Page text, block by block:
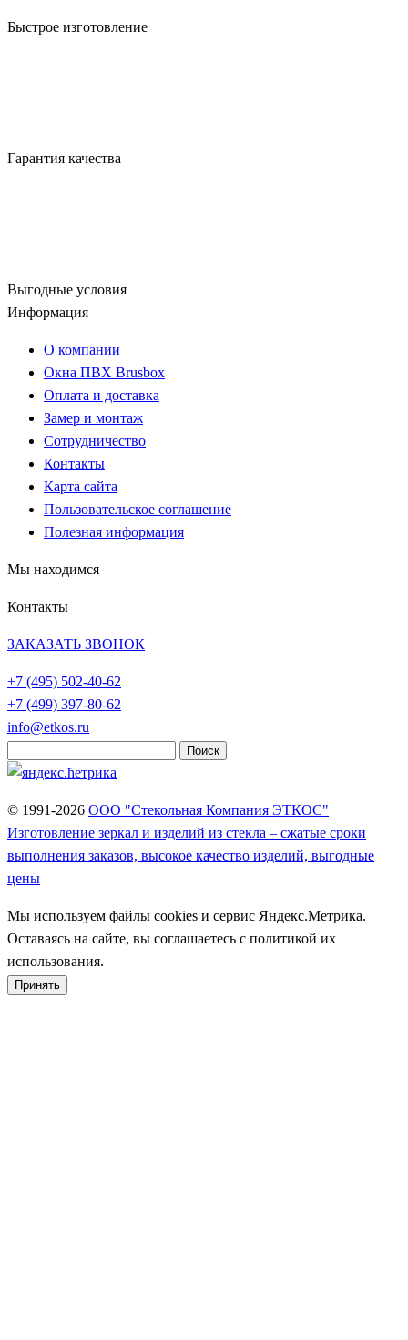
Быстрое изготовление
Гарантия качества
Выгодные условия
Информация
О компании
Окна ПВХ Brusbox
Оплата и доставка
Замер и монтаж
Сотрудничество
Контакты
Карта сайта
Пользовательское соглашение
Полезная информация
Мы находимся
Контакты
ЗАКАЗАТЬ ЗВОНОК
+7 (495) 502-40-62
+7 (499) 397-80-62
info@etkos.ru
© 1991-2026 ООО "Стекольная Компания ЭТКОС"
Изготовление зеркал и изделий из стекла – сжатые сроки
выполнения заказов, высокое качество изделий, выгодные
цены
Мы используем файлы cookies и сервис Яндекс.Метрика.
Оставаясь на сайте, вы соглашаетесь с политикой их
использования.
Принять